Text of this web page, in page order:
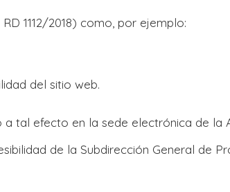
1112/2018) como, por ejemplo:
del sitio web.
a tal efecto en la sede electrónica de la
de la Subdirección General de